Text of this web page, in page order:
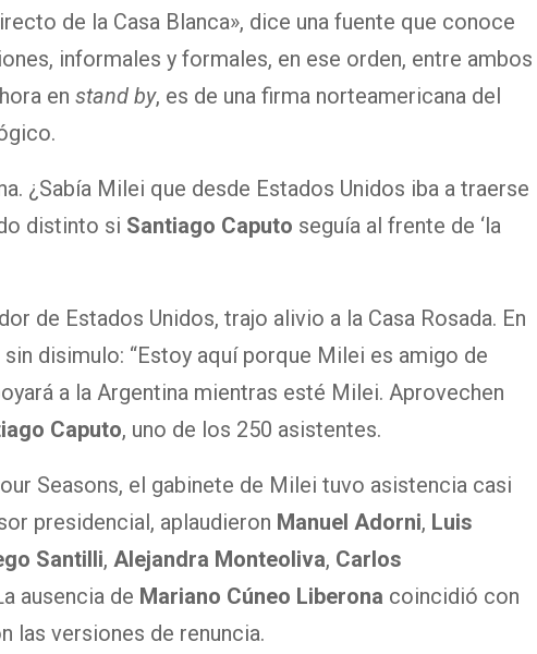
de la Casa Blanca», dice una fuente que conoce
informales y formales, en ese orden, entre ambos
en stand by, es de una firma norteamericana del
¿Sabía Milei que desde Estados Unidos iba a traerse
distinto si Santiago Caputo seguía al frente de ‘la
de Estados Unidos, trajo alivio a la Casa Rosada. En
disimulo: “Estoy aquí porque Milei es amigo de
a la Argentina mientras esté Milei. Aprovechen
Caputo, uno de los 250 asistentes.
Seasons, el gabinete de Milei tuvo asistencia casi
presidencial, aplaudieron Manuel Adorni, Luis
Santilli, Alejandra Monteoliva, Carlos
ausencia de Mariano Cúneo Liberona coincidió con
las versiones de renuncia.